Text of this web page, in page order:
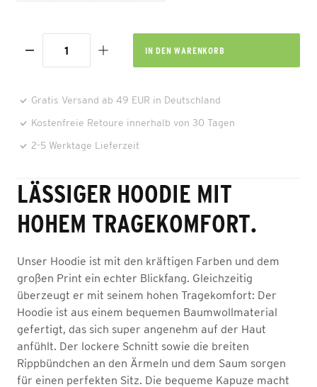
IN DEN WARENKORB
Gratis Versand ab 49 EUR in Deutschland
Kostenfreie Retoure innerhalb von 30 Tagen
2-5 Werktage Lieferzeit
LÄSSIGER HOODIE MIT
HOHEM TRAGEKOMFORT.
Unser Hoodie ist mit den kräftigen Farben und dem
großen Print ein echter Blickfang. Gleichzeitig
überzeugt er mit seinem hohen Tragekomfort: Der
Hoodie ist aus einem bequemen Baumwollmaterial
gefertigt, das sich super angenehm auf der Haut
anfühlt. Der lockere Schnitt sowie die breiten
Rippbündchen an den Ärmeln und dem Saum sorgen
für einen perfekten Sitz. Die bequeme Kapuze macht